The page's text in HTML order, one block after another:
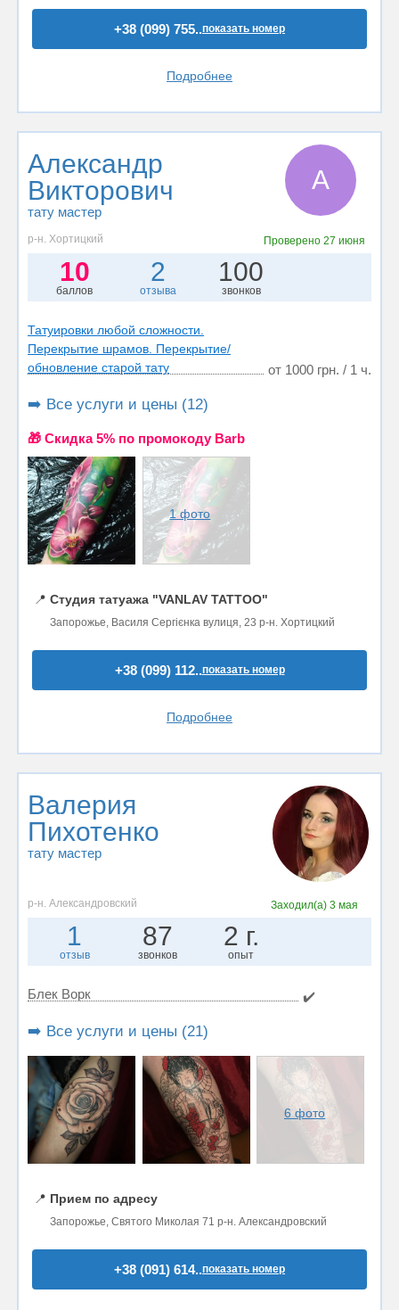
+38 (099) 755..показать номер
Подробнее
Александр
Викторович
тату мастер
А
р-н. Хортицкий Проверено 27 июня
10
баллов
2
отзыва
100
звонков
Татуировки любой сложности.
Перекрытие шрамов. Перекрытие/
обновление старой тату
от 1000 грн. / 1 ч.
➡️ Все услуги и цены (12)
🎁 Cкидка 5% по промокоду Barb
1 фото
📍 Студия татуажа "VANLAV TATTOO"
Запорожье, Василя Сергієнка вулиця, 23 р-н. Хортицкий
+38 (099) 112..показать номер
Подробнее
Валерия
Пихотенко
тату мастер
р-н. Александровский Заходил(а) 3 мая
1
отзыв
87
звонков
2 г.
опыт
Блек Ворк ✔️
➡️ Все услуги и цены (21)
6 фото
📍 Прием по адресу
Запорожье, Святого Миколая 71 р-н. Александровский
+38 (091) 614..показать номер